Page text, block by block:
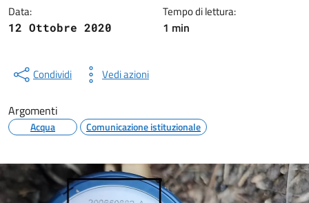
Data:
12 Ottobre 2020
Tempo di lettura:
1 min
Condividi Vedi azioni
Argomenti
Acqua Comunicazione istituzionale